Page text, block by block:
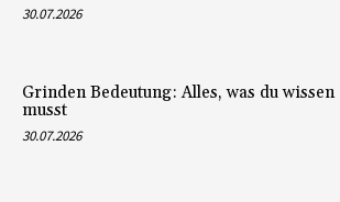
30.07.2026
Grinden Bedeutung: Alles, was du wissen
musst
30.07.2026